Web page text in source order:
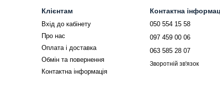
Клієнтам
Вхід до кабінету
Про нас
Оплата і доставка
Обмін та повернення
Контактна інформація
Контактна
050 554 15 58
097 459 00 06
063 585 28 07
Зворотній зв'язок